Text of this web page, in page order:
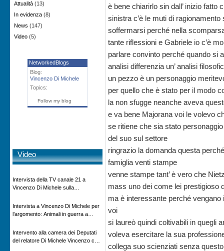
Attualità (13)
In evidenza (8)
News (147)
Video (5)
NetworkedBlogs
Blog:
Vincenzo Di Michele
Topics:
Follow my blog
Video
Intervista della TV canale 21 a
Vincenzo Di Michele sulla
Intervista a Vincenzo Di Michele per
l’argomento: Animali in guerra a
in onda su Espansione TV
Intervento alla camera dei Deputati
del relatore Di Michele Vincenzo con
è bene chiarirlo sin dall’ inizio fatto
sinistra c’è le muti di ragionamento
soffermarsi perché nella
tante riflessioni e Gabriele io c’è
parlare convinto perché quando si
analisi differenzia un’ analisi
un pezzo è un personaggio
per quello che è stato per il modo
la non sfugge neanche aveva
e va bene Majorana voi le volevo
se ritiene che sia stato
del suo sul settore
ringrazio la domanda questa
famiglia venti stampe
venne stampe tant’ è vero che
mass uno dei come lei prestigioso
ma è interessante perché vengano
voi
si laureò quindi coltivabili in quegli
voleva esercitare la sua
collega suo scienziati senza